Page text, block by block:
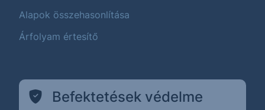
Alapok összehasonlítása
Árfolyam értesítő
Befektetések védelme